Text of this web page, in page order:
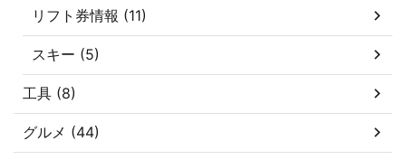
リフト券情報 (11)
スキー (5)
工具 (8)
グルメ (44)